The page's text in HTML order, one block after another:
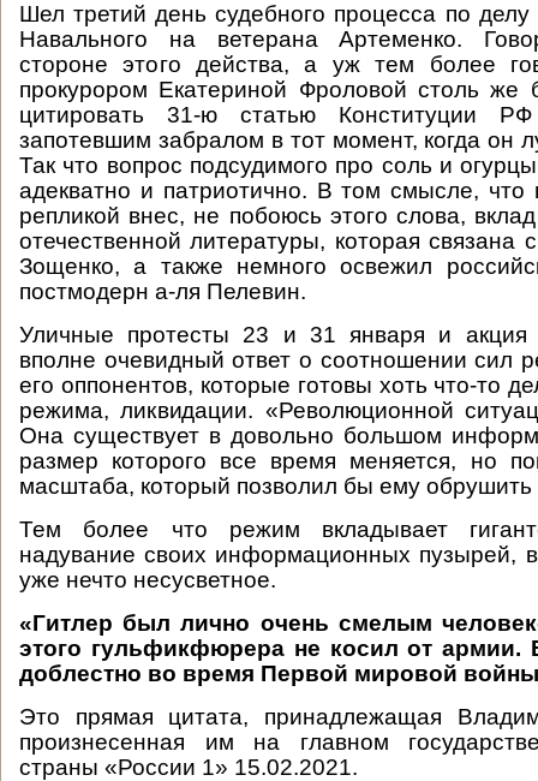
Шел третий день судебного процесса по делу
Навального на ветерана Артеменко.
стороне этого действа, а уж тем более
прокурором Екатериной Фроловой столь же
цитировать 31-ю статью Конституции
запотевшим забралом в тот момент, когда он
Так что вопрос подсудимого про соль и
адекватно и патриотично. В том смысле, что
репликой внес, не побоюсь этого слова,
отечественной литературы, которая
Зощенко, а также немного освежил
постмодерн а-ля Пелевин.
Уличные протесты 23 и 31 января и акция
вполне очевидный ответ о соотношении сил
его оппонентов, которые готовы хоть что-то
режима, ликвидации. «Революционной
Она существует в довольно большом
размер которого все время меняется, но
масштаба, который позволил бы ему
Тем более что режим вкладывает
надувание своих информационных пузырей,
уже нечто несусветное.
«Гитлер был лично очень смелым
этого гульфикфюрера не косил от армии.
доблестно во время Первой мировой
Это прямая цитата, принадлежащая
произнесенная им на главном
страны «России 1» 15.02.2021.